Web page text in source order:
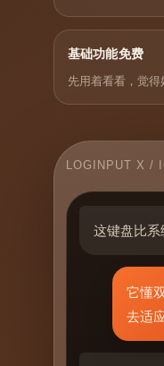
基础功能免费
先用着看看，觉
LOGINPUT X /
这键盘比系
它懂
去适